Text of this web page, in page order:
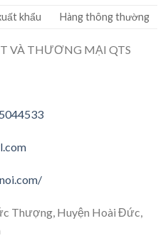
khẩu Hàng thông thường
VÀ THƯƠNG MẠI QTS
Thượng, Huyện Hoài Đức,